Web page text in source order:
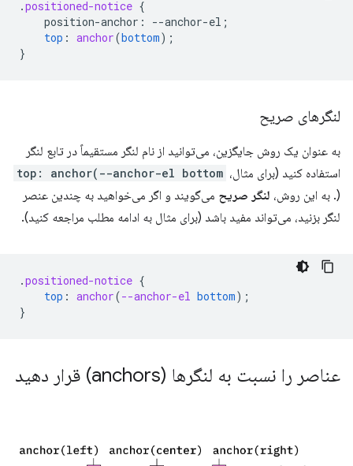
.positioned-notice {
position-anchor : --anchor-el ;
top : anchor(bottom);
}
لنگرهای صریح
به عنوان یک روش جایگزین، می‌توانید از نام لنگر مستقیماً در تابع لنگر
استفاده کنید (برای مثال، top: anchor(--anchor-el bottom
). به این روش، لنگر صریح می‌گویند و اگر می‌خواهید به چندین عنصر
لنگر بزنید، می‌تواند مفید باشد (برای مثال به ادامه مطلب مراجعه کنید).
.positioned-notice {
top : anchor(--anchor-el bottom);
}
عناصر را نسبت به لنگرها (anchors) قرار دهید